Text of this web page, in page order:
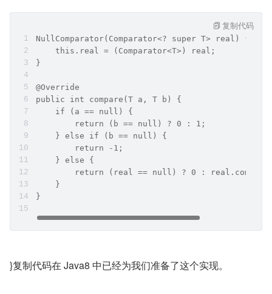
NullComparator(Comparator<? super T> real) {
    this.real = (Comparator<T>) real;
}
@Override
public int compare(T a, T b) {
    if (a == null) {
        return (b == null) ? 0 : 1;
    } else if (b == null) {
        return -1;
    } else {
return (real == null) ? 0 :
    }
}
复制代码
}复制代码在 Java8 中已经为我们准备了这个实现。